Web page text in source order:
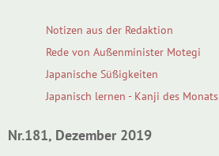
Notizen aus der Redaktion
Rede von Außenminister Motegi
Japanische Süßigkeiten
Japanisch lernen - Kanji des Monats
Nr.181, Dezember 2019